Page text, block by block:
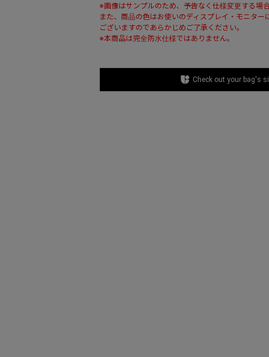
※画像はサンプルのため、予告なく仕様変更する場合
また、商品の色はお使いのディスプレイ・モニター
ございますのであらかじめご了承ください。
※本商品は完全防水仕様ではありません。
Check out your bag's